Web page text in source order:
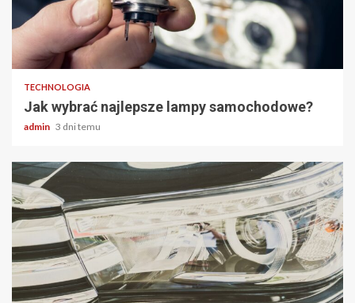
2 min odczytu
TECHNOLOGIA
Jak wybrać najlepsze lampy samochodowe?
admin 3 dni temu
2 min odczytu